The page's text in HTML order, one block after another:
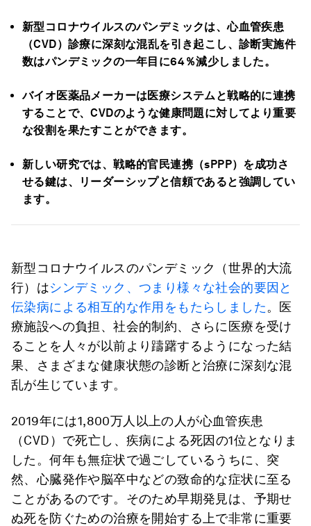
新型コロナウイルスのパンデミックは、心血管疾患
（CVD）診療に深刻な混乱を引き起こし、診断実施件
数はパンデミックの一年目に64％減少しました。
バイオ医薬品メーカーは医療システムと戦略的に連携
することで、CVDのような健康問題に対してより重要
な役割を果たすことができます。
新しい研究では、戦略的官民連携（sPPP）を成功さ
せる鍵は、リーダーシップと信頼であると強調してい
ます。
新型コロナウイルスのパンデミック（世界的大流
行）はシンデミック、つまり様々な社会的要因と
伝染病による相互的な作用をもたらしました。医
療施設への負担、社会的制約、さらに医療を受け
ることを人々が以前より躊躇するようになった結
果、さまざまな健康状態の診断と治療に深刻な混
乱が生じています。
2019年には1,800万人以上の人が心血管疾患
（CVD）で死亡し、疾病による死因の1位となりま
した。何年も無症状で過ごしているうちに、突
然、心臓発作や脳卒中などの致命的な症状に至る
ことがあるのです。そのため早期発見は、予期せ
ぬ死を防ぐための治療を開始する上で非常に重要